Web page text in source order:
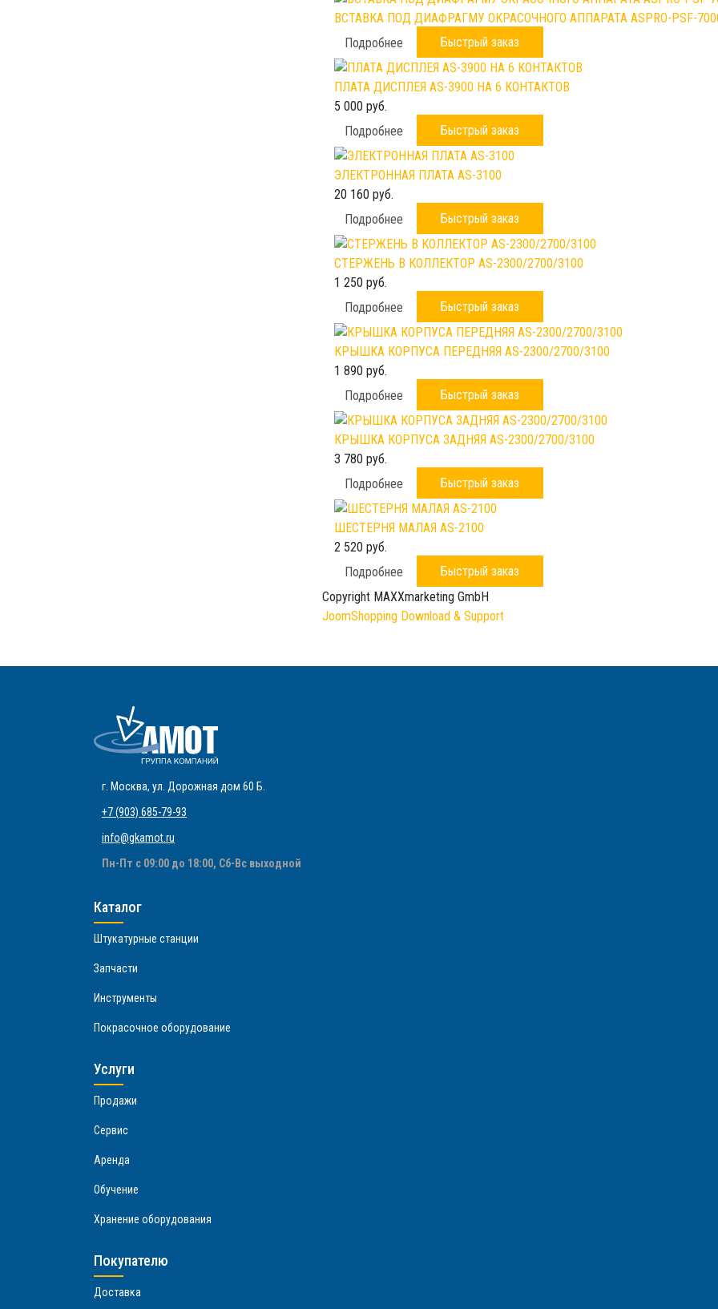
ВСТАВКА ПОД ДИАФРАГМУ ОКРАСОЧНОГО АППАРАТА ASPRO-PSF-
Подробнее
Быстрый заказ
ПЛАТА ДИСПЛЕЯ AS-3900 НА 6 КОНТАКТОВ
5 000 руб.
Подробнее
Быстрый заказ
ЭЛЕКТРОННАЯ ПЛАТА AS-3100
20 160 руб.
Подробнее
Быстрый заказ
СТЕРЖЕНЬ В КОЛЛЕКТОР AS-2300/2700/3100
1 250 руб.
Подробнее
Быстрый заказ
КРЫШКА КОРПУСА ПЕРЕДНЯЯ AS-2300/2700/3100
1 890 руб.
Подробнее
Быстрый заказ
КРЫШКА КОРПУСА ЗАДНЯЯ AS-2300/2700/3100
3 780 руб.
Подробнее
Быстрый заказ
ШЕСТЕРНЯ МАЛАЯ AS-2100
2 520 руб.
Подробнее
Быстрый заказ
Copyright MAXXmarketing GmbH
JoomShopping Download & Support
г. Москва, ул. Дорожная дом 60 Б
+7 (903) 685-79-93
info@gkamot.ru
Пн-Пт с 09:00 до 18:00, Сб-Вс выходной
Каталог
Штукатурные станции
Запчасти
Инструменты
Покрасочное оборудование
Услуги
Продажи
Сервис
Аренда
Обучение
Хранение оборудования
Покупателю
Доставка